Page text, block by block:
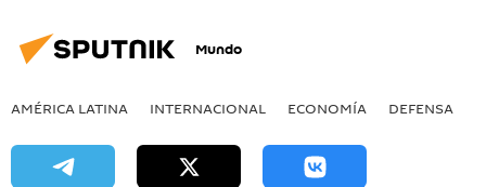
Mundo
AMÉRICA LATINA INTERNACIONAL ECONOMÍA DEFENSA